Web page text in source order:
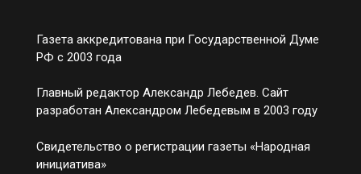
Газета аккредитована при Государственной Думе
РФ с 2003 года
Главный редактор Александр Лебедев. Сайт
разработан Александром Лебедевым в 2003 году
Свидетельство о регистрации газеты «Народная
инициатива»